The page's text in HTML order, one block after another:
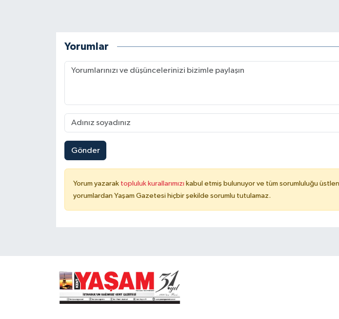
Yorumlar
Gönder
Yorum yazarak topluluk kurallarımızı kabul etmiş bulunuyor ve tüm sorumluluğu
yorumlardan Yaşam Gazetesi hiçbir şekilde sorumlu tutulamaz.